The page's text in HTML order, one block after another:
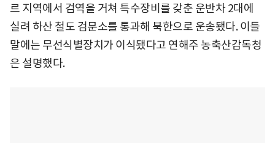
르 지역에서 검역을 거쳐 특수장비를 갖춘 운반차 2대에
실려 하산 철도 검문소를 통과해 북한으로 운송됐다. 이들
말에는 무선식별장치가 이식됐다고 연해주 농축산감독청
은 설명했다.